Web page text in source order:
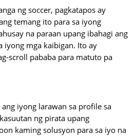
ng soccer, pagkatapos ay
temang ito para sa iyong
na paraan upang ibahagi ang
iyong mga kaibigan. Ito ay
scroll pababa para matuto pa
iyong larawan sa profile sa
ng pirata upang
kaming solusyon para sa iyo na